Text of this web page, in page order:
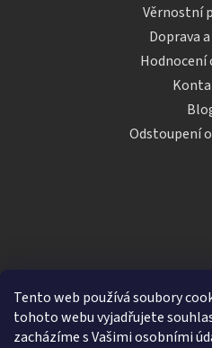
Tento web používá soubory
tohoto webu vyjadřujete
zacházíme s Vašimi osobními
Věrnostní
Doprava
Hodnocení
Odstoupení